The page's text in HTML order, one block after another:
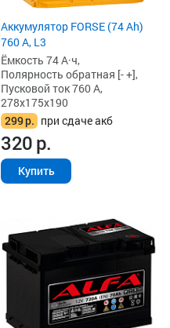
Аккумулятор FORSE (74 Ah)
760 А, L3
Ёмкость 74 А·ч,
Полярность обратная [- +],
Пусковой ток 760 А,
278x175x190
299р. при сдаче акб
320р.
Купить